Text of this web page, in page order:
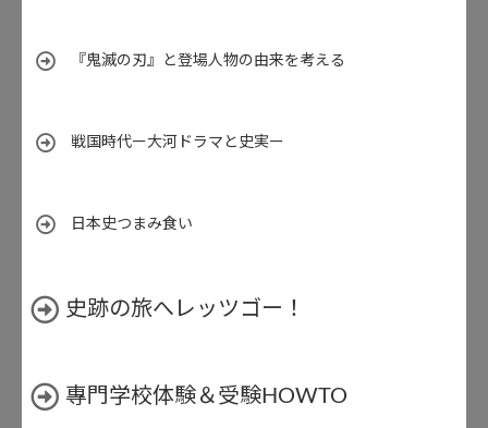
『鬼滅の刃』と登場人物の由来を考える
戦国時代ー大河ドラマと史実ー
日本史つまみ食い
史跡の旅へレッツゴー！
專門学校体験＆受験HOWTO